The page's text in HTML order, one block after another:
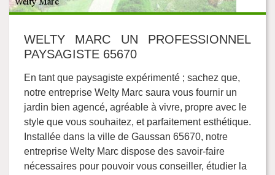
WELTY MARC UN PROFESSIONNEL
PAYSAGISTE 65670
En tant que paysagiste expérimenté ; sachez que,
notre entreprise Welty Marc saura vous fournir un
jardin bien agencé, agréable à vivre, propre avec le
style que vous souhaitez, et parfaitement esthétique.
Installée dans la ville de Gaussan 65670, notre
entreprise Welty Marc dispose des savoir-faire
nécessaires pour pouvoir vous conseiller, étudier la